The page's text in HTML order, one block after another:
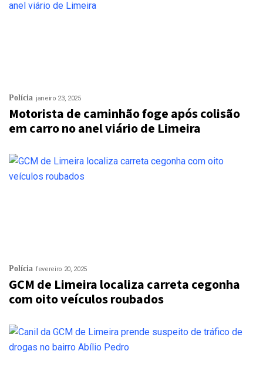
Polícia janeiro 23, 2025
Motorista de caminhão foge após colisão
em carro no anel viário de Limeira
Polícia fevereiro 20, 2025
GCM de Limeira localiza carreta cegonha
com oito veículos roubados